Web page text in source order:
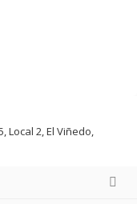
Local 2, El Viñedo,